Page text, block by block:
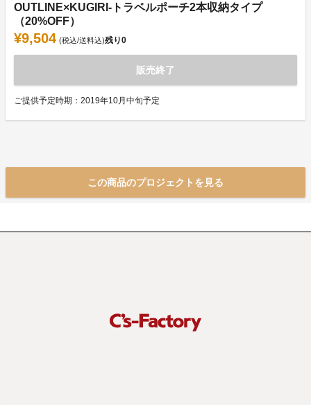
OUTLINE×KUGIRI-トラベルポーチ2本収納タイプ
（20%OFF）
¥9,504 (税込/送料込)残り0
販売終了
ご提供予定時期：2019年10月中旬予定
この商品のプロジェクトを見る